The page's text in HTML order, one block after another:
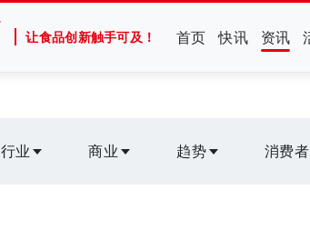
让食品创新触手可及！ 首页 快讯 资讯
行业 商业 趋势 消费者